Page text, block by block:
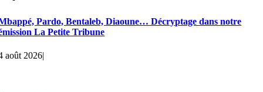
Pardo, Bentaleb, Diaoune… Décryptage dans notre
La Petite Tribune
août 2026|